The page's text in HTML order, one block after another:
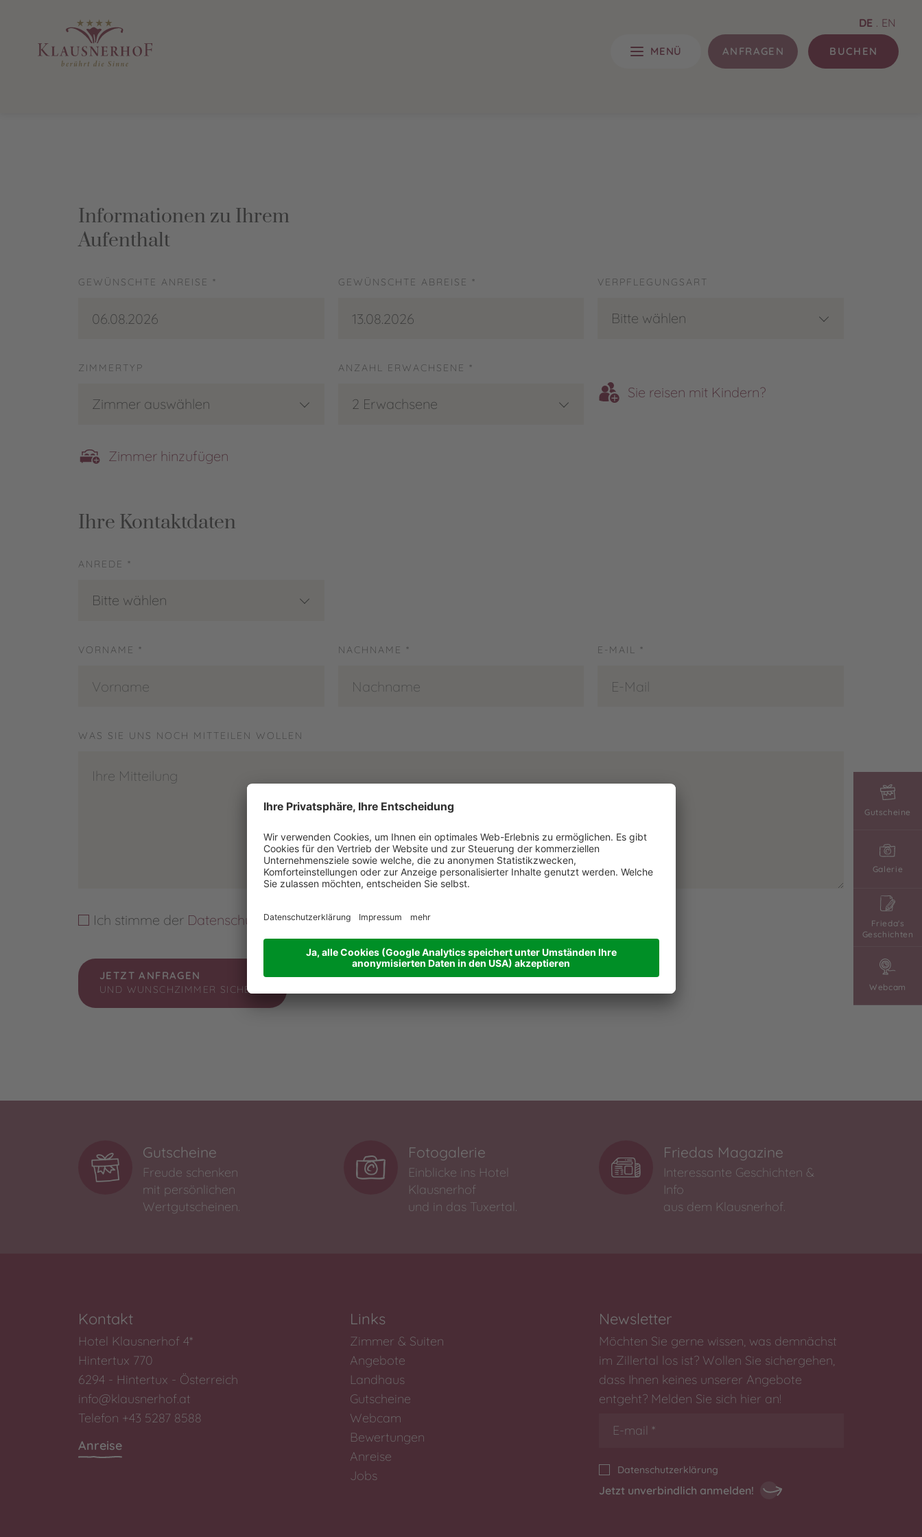
DE . EN
MENÜ ANFRAGEN BUCHEN
Gutscheine
Galerie
Frieda's
Geschichten
Webcam
Informationen zu Ihrem
Aufenthalt
GEWÜNSCHTE ANREISE *
06.08.2026
GEWÜNSCHTE ABREISE *
13.08.2026
VERPFLEGUNGSART
Bitte wählen
ZIMMERTYP
Zimmer auswählen
ANZAHL ERWACHSENE *
2 Erwachsene
Sie reisen mit Kindern?
Zimmer hinzufügen
Ihre Kontaktdaten
ANREDE *
Bitte wählen
VORNAME * NACHNAME * E-MAIL *
WAS SIE UNS NOCH MITTEILEN WOLLEN
Ich stimme der Datenschutzerklärung zu
JETZT ANFRAGEN
UND WUNSCHZIMMER SICHERN
Gutscheine
Freude schenken
mit persönlichen
Wertgutscheinen.
Fotogalerie
Einblicke ins Hotel
Klausnerhof
und in das Tuxertal.
Friedas Magazine
Interessante Geschichten &
Info
aus dem Klausnerhof.
Kontakt
Hotel Klausnerhof 4*
Hintertux 770
6294 - Hintertux - Österreich
info@klausnerhof.at
Telefon +43 5287 8588
Anreise
Links
Zimmer & Suiten
Angebote
Landhaus
Gutscheine
Webcam
Bewertungen
Anreise
Jobs
Newsletter
Möchten Sie gerne wissen, was demnächst
im Zillertal los ist? Wollen Sie sichergehen,
dass Ihnen keines unserer Angebote
entgeht? Melden Sie sich hier an!
Datenschutzerklärung
Jetzt unverbindlich anmelden!